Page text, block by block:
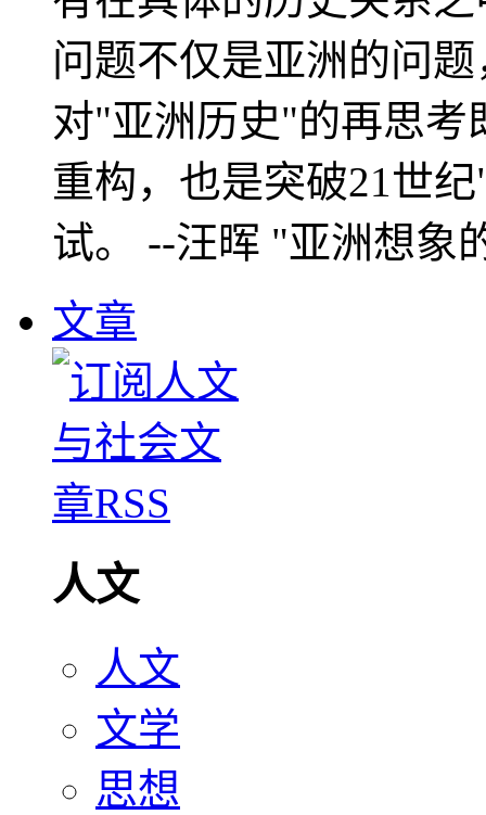
问题不仅是亚洲的问
对"亚洲历史"的再思考
重构，也是突破21世
试。 --汪晖 "亚洲想象
文章
人文
人文
文学
思想